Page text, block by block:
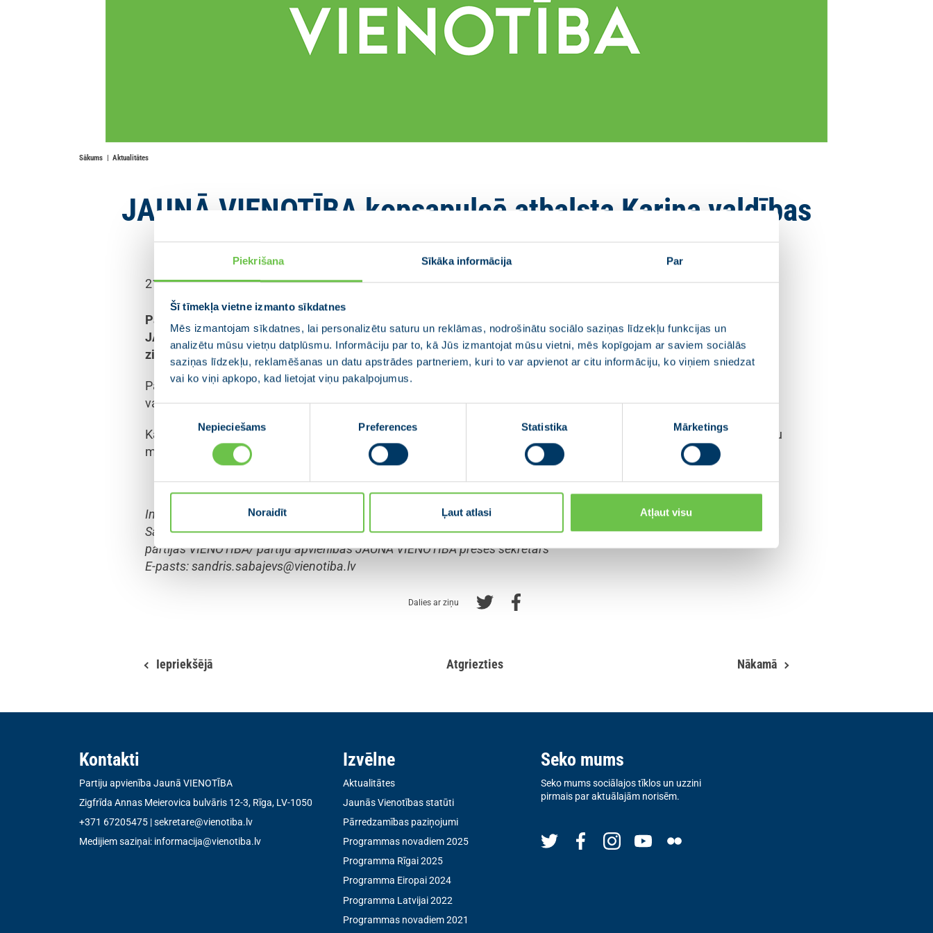
Piekrišana Sīkāka informācija Par
Šī tīmekļa vietne izmanto sīkdatnes
Mēs izmantojam sīkdatnes, lai personalizētu saturu un reklāmas, nodrošinātu sociālo saziņas līdzekļu funkcijas un
analizētu mūsu vietņu datplūsmu. Informāciju par to, kā Jūs izmantojat mūsu vietni, mēs kopīgojam ar saviem sociālās
saziņas līdzekļu, reklamēšanas un datu apstrādes partneriem, kuri to var apvienot ar citu informāciju, ko viņiem sniedzat
vai ko viņi apkopo, kad lietojat viņu pakalpojumus.
Piekrišanas
Nepieciešams Preferences Statistika Mārketings
Noraidīt Ļaut atlasi Atļaut visu
Sākums Aktualitātes
JAUNĀ VIENOTĪBA kopsapulcē atbalsta Kariņa valdības
izveidi
21.01.2019
Partiju apvienības JAUNĀ VIENOTĪBA kopsapulce pirmdien, 21.janvārī, piedaloties valdes locekļiem un Saeimas
JAUNĀ VIENOTĪBA frakcijas deputātiem, uzklausīja Ministru prezidenta amata kandidāta Krišjāņa Kariņa
ziņojumu par valdības veidošanu un aicinājumu Saeimas balsojumā trešdien, 23. janvārī, to atbalstīt.
Partiju apvienības JAUNĀ VIENOTĪBA kopsapulce, valdes locekļi un Saeimas frakcijas deputāti vienbalsīgi atbalstīja
valdības izveidi Krišjāņa Kariņa vadībā.
Kariņa veidotajā valdībā papildu Ministru prezidenta amatam JAUNĀ VIENOTĪBA ir uzņēmusies atbildību par finanšu
ministra amatu un ārlietu ministra amatu, kurus attiecīgi ieņems Jānis Reirs un Edgars Rinkēvičs.
Informāciju sagatavoja:
Sandris Sabajevs
partijas VIENOTĪBA/ partiju apvienības JAUNĀ VIENOTĪBA preses sekretārs
E-pasts:sandris.sabajevs@vienotiba.lv
Dalies ar ziņu
Iepriekšējā Atgriezties Nākamā
Kontakti
Partiju apvienība Jaunā VIENOTĪBA
Zigfrīda Annas Meierovica bulvāris 12-3, Rīga, LV-1050
+371 67205475 |sekretare@vienotiba.lv
Medijiem saziņai: informacija@vienotiba.lv
Izvēlne
Aktualitātes
Jaunās Vienotības statūti
Pārredzamības paziņojumi
Programmas novadiem 2025
Programma Rīgai 2025
Programma Eiropai 2024
Programma Latvijai 2022
Programmas novadiem 2021
Seko mums
Seko mums sociālajos tīklos un uzzini
pirmais par aktuālajām norisēm.